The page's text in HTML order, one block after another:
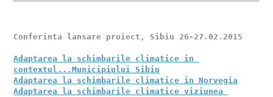
Adaptarea la schimbarile climatice in
Adaptarea la schimbarile climatice in Norvegia
Adaptarea la schimbarile climatice viziunea